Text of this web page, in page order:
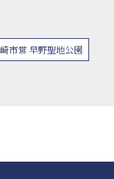
市営 早野聖地公園